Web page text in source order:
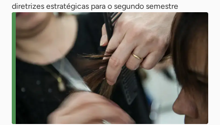
diretrizes estratégicas para o segundo semestre